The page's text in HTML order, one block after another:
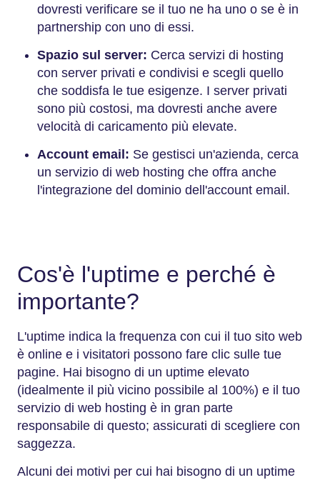
dovresti verificare se il tuo ne ha uno o se è in
partnership con uno di essi.
Spazio sul server: Cerca servizi di hosting
con server privati e condivisi e scegli quello
che soddisfa le tue esigenze. I server privati
sono più costosi, ma dovresti anche avere
velocità di caricamento più elevate.
Account email: Se gestisci un'azienda, cerca
un servizio di web hosting che offra anche
l'integrazione del dominio dell'account email.
Cos'è l'uptime e perché è
importante?
L'uptime indica la frequenza con cui il tuo sito web
è online e i visitatori possono fare clic sulle tue
pagine. Hai bisogno di un uptime elevato
(idealmente il più vicino possibile al 100%) e il tuo
servizio di web hosting è in gran parte
responsabile di questo; assicurati di scegliere con
saggezza.
Alcuni dei motivi per cui hai bisogno di un uptime